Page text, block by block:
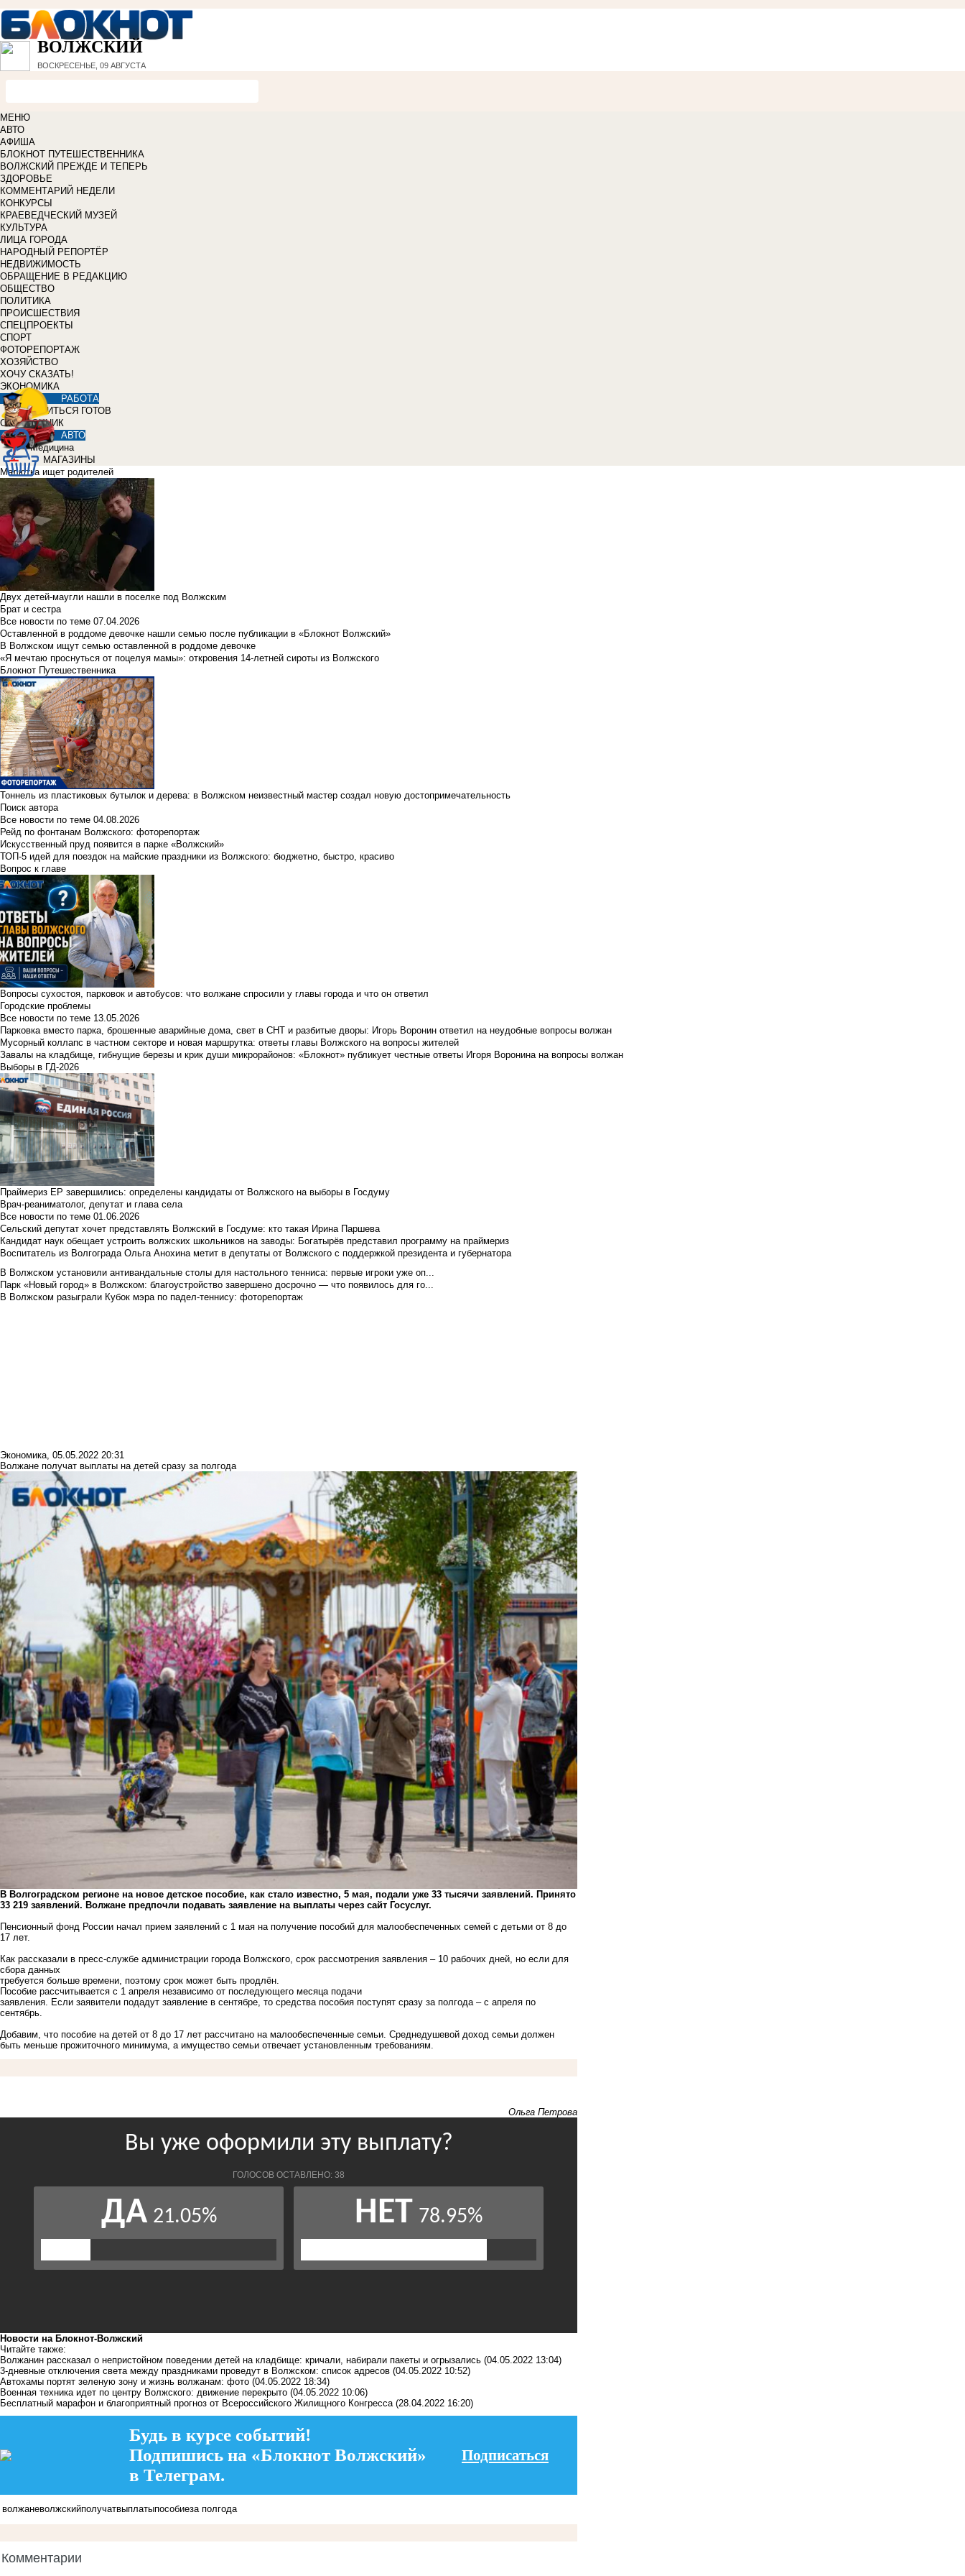
ВОЛЖСКИЙ
ВОСКРЕСЕНЬЕ, 09 АВГУСТА
МЕНЮ
АВТО
АФИША
БЛОКНОТ ПУТЕШЕСТВЕННИКА
ВОЛЖСКИЙ ПРЕЖДЕ И ТЕПЕРЬ
ЗДОРОВЬЕ
КОММЕНТАРИЙ НЕДЕЛИ
КОНКУРСЫ
КРАЕВЕДЧЕСКИЙ МУЗЕЙ
КУЛЬТУРА
ЛИЦА ГОРОДА
НАРОДНЫЙ РЕПОРТЁР
НЕДВИЖИМОСТЬ
ОБРАЩЕНИЕ В РЕДАКЦИЮ
ОБЩЕСТВО
ПОЛИТИКА
ПРОИСШЕСТВИЯ
СПЕЦПРОЕКТЫ
СПОРТ
ФОТОРЕПОРТАЖ
ХОЗЯЙСТВО
ХОЧУ СКАЗАТЬ!
ЭКОНОМИКА
РАБОТА
УЧИТЬСЯ ГОТОВ
СПРАВОЧНИК
АВТО
Медицина
МАГАЗИНЫ
Малютка ищет родителей
Двух детей-маугли нашли в поселке под Волжским
Брат и сестра
Все новости по теме 07.04.2026
Оставленной в роддоме девочке нашли семью после публикации в «Блокнот Волжский»
В Волжском ищут семью оставленной в роддоме девочке
«Я мечтаю проснуться от поцелуя мамы»: откровения 14-летней сироты из Волжского
Блокнот Путешественника
Тоннель из пластиковых бутылок и дерева: в Волжском неизвестный мастер создал новую достопримечательность
Поиск автора
Все новости по теме 04.08.2026
Рейд по фонтанам Волжского: фоторепортаж
Искусственный пруд появится в парке «Волжский»
ТОП-5 идей для поездок на майские праздники из Волжского: бюджетно, быстро, красиво
Вопрос к главе
Вопросы сухостоя, парковок и автобусов: что волжане спросили у главы города и что он ответил
Городские проблемы
Все новости по теме 13.05.2026
Парковка вместо парка, брошенные аварийные дома, свет в СНТ и разбитые дворы: Игорь Воронин ответил на неудобные вопросы волжан
Мусорный коллапс в частном секторе и новая маршрутка: ответы главы Волжского на вопросы жителей
Завалы на кладбище, гибнущие березы и крик души микрорайонов: «Блокнот» публикует честные ответы Игоря Воронина на вопросы волжан
Выборы в ГД-2026
Праймериз ЕР завершились: определены кандидаты от Волжского на выборы в Госдуму
Врач-реаниматолог, депутат и глава села
Все новости по теме 01.06.2026
Сельский депутат хочет представлять Волжский в Госдуме: кто такая Ирина Паршева
Кандидат наук обещает устроить волжских школьников на заводы: Богатырёв представил программу на праймериз
Воспитатель из Волгограда Ольга Анохина метит в депутаты от Волжского с поддержкой президента и губернатора
В Волжском установили антивандальные столы для настольного тенниса: первые игроки уже оп...
Парк «Новый город» в Волжском: благоустройство завершено досрочно — что появилось для го...
В Волжском разыграли Кубок мэра по падел-теннису: фоторепортаж
Экономика, 05.05.2022 20:31
Волжане получат выплаты на детей сразу за полгода
В Волгоградском регионе на новое детское пособие, как стало известно, 5 мая, подали уже 33 тысячи заявлений. Принято
33 219 заявлений. Волжане предпочли подавать заявление на выплаты через сайт Госуслуг.
Пенсионный фонд России начал прием заявлений с 1 мая на получение пособий для малообеспеченных семей с детьми от 8 до
17 лет.
Как рассказали в пресс-службе администрации города Волжского, срок рассмотрения заявления – 10 рабочих дней, но если для
сбора данных
требуется больше времени, поэтому срок может быть продлён.
Пособие рассчитывается с 1 апреля независимо от последующего месяца подачи
заявления. Если заявители подадут заявление в сентябре, то средства пособия поступят сразу за полгода – с апреля по
сентябрь.
Добавим, что пособие на детей от 8 до 17 лет рассчитано на малообеспеченные семьи. Среднедушевой доход семьи должен
быть меньше прожиточного минимума, а имущество семьи отвечает установленным требованиям.
Ольга Петрова
Новости на Блoкнoт-Волжский
Читайте также:
Волжанин рассказал о непристойном поведении детей на кладбище: кричали, набирали пакеты и огрызались (04.05.2022 13:04)
3-дневные отключения света между праздниками проведут в Волжском: список адресов (04.05.2022 10:52)
Автохамы портят зеленую зону и жизнь волжанам: фото (04.05.2022 18:34)
Военная техника идет по центру Волжского: движение перекрыто (04.05.2022 10:06)
Бесплатный марафон и благоприятный прогноз от Всероссийского Жилищного Конгресса (28.04.2022 16:20)
Будь в курсе событий!
Подпишись на «Блокнот Волжский»
в Телеграм.
Подписаться
волжаневолжскийполучатвыплатыпособиеза полгода
Комментарии